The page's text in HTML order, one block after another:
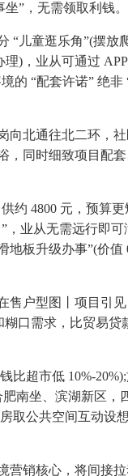
”，无需领取利钱。
童逛乐角”(摆放
)，业从可通过
的 “配套许诺” 绝
通往北二环，社
同时细致项目配
4800 元，预算更
业从无需远行即
板升级办事”(价
户型图丨项目引
口需求，比贸易
超市低 10%-
南坐、滨湖新区
公共空间互动设
核心，将间接拉